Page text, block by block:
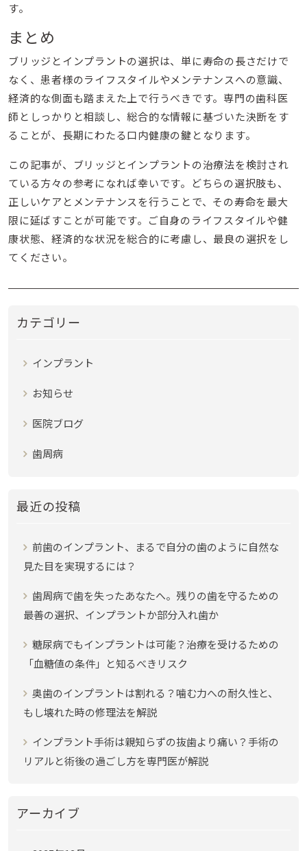
す。
まとめ
ブリッジとインプラントの選択は、単に寿命の長さだけで
なく、患者様のライフスタイルやメンテナンスへの意識、
経済的な側面も踏まえた上で行うべきです。専門の歯科医
師としっかりと相談し、総合的な情報に基づいた決断をす
ることが、長期にわたる口内健康の鍵となります。
この記事が、ブリッジとインプラントの治療法を検討され
ている方々の参考になれば幸いです。どちらの選択肢も、
正しいケアとメンテナンスを行うことで、その寿命を最大
限に延ばすことが可能です。ご自身のライフスタイルや健
康状態、経済的な状況を総合的に考慮し、最良の選択をし
てください。
カテゴリー
インプラント
お知らせ
医院ブログ
歯周病
最近の投稿
前歯のインプラント、まるで自分の歯のように自然な
見た目を実現するには？
歯周病で歯を失ったあなたへ。残りの歯を守るための
最善の選択、インプラントか部分入れ歯か
糖尿病でもインプラントは可能？治療を受けるための
「血糖値の条件」と知るべきリスク
奥歯のインプラントは割れる？噛む力への耐久性と、
もし壊れた時の修理法を解説
インプラント手術は親知らずの抜歯より痛い？手術の
リアルと術後の過ごし方を専門医が解説
アーカイブ